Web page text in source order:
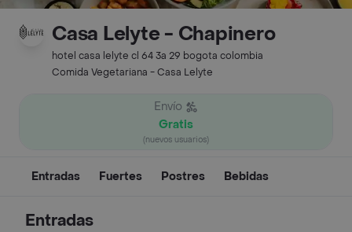
Casa Lelyte - Chapinero
hotel casa lelyte cl 64 3a 29 bogota colombia
Comida Vegetariana - Casa Lelyte
Envío
Gratis
(nuevos usuarios)
Entradas Fuertes Postres Bebidas
Entradas